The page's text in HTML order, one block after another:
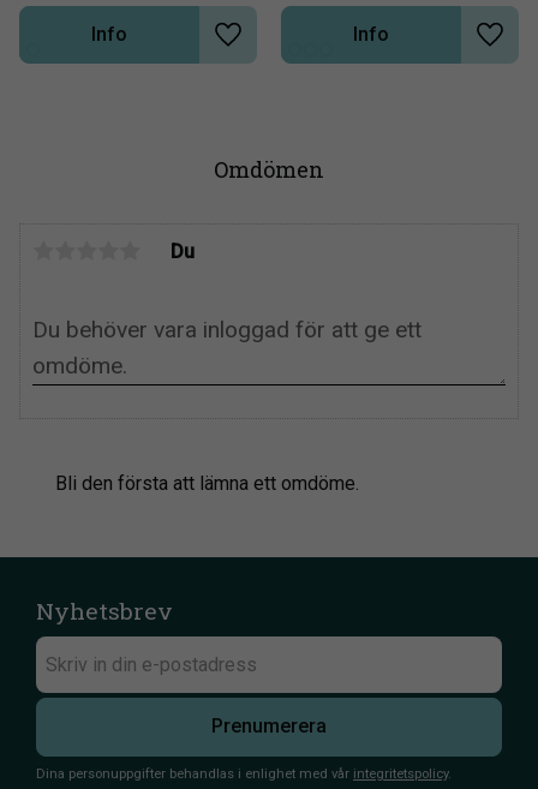
Omdömen
Du
Bli den första att lämna ett omdöme.
Lägg till i önskelista
Info
Lägg
Info
Nyhetsbrev
Prenumerera
Dina personuppgifter behandlas i enlighet med vår integritetspolicy.